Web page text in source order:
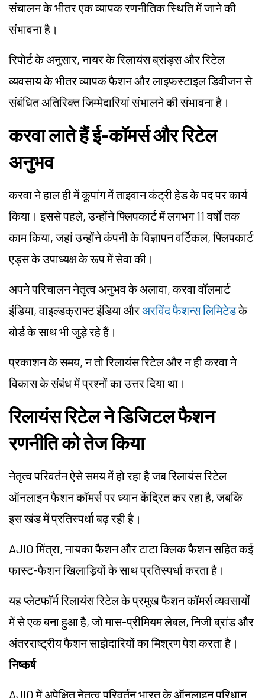
संचालन के भीतर एक व्यापक रणनीतिक स्थिति में जाने की
संभावना है।
रिपोर्ट के अनुसार, नायर के रिलायंस ब्रांड्स और रिटेल
व्यवसाय के भीतर व्यापक फैशन और लाइफस्टाइल डिवीजन से
संबंधित अतिरिक्त जिम्मेदारियां संभालने की संभावना है।
करवा लाते हैं ई-कॉमर्स और रिटेल
अनुभव
करवा ने हाल ही में कूपांग में ताइवान कंट्री हेड के पद पर कार्य
किया। इससे पहले, उन्होंने फ्लिपकार्ट में लगभग 11 वर्षों तक
काम किया, जहां उन्होंने कंपनी के विज्ञापन वर्टिकल, फ्लिपकार्ट
एड्स के उपाध्यक्ष के रूप में सेवा की।
अपने परिचालन नेतृत्व अनुभव के अलावा, करवा वॉलमार्ट
इंडिया, वाइल्डक्राफ्ट इंडिया औरअरविंद फैशन्स लिमिटेडके
बोर्ड के साथ भी जुड़े रहे हैं।
प्रकाशन के समय, न तो रिलायंस रिटेल और न ही करवा ने
विकास के संबंध में प्रश्नों का उत्तर दिया था।
रिलायंस रिटेल ने डिजिटल फैशन
रणनीति को तेज किया
नेतृत्व परिवर्तन ऐसे समय में हो रहा है जब रिलायंस रिटेल
ऑनलाइन फैशन कॉमर्स पर ध्यान केंद्रित कर रहा है, जबकि
इस खंड में प्रतिस्पर्धा बढ़ रही है।
AJIO मिंत्रा, नायका फैशन और टाटा क्लिक फैशन सहित कई
फास्ट-फैशन खिलाड़ियों के साथ प्रतिस्पर्धा करता है।
यह प्लेटफॉर्म रिलायंस रिटेल के प्रमुख फैशन कॉमर्स व्यवसायों
में से एक बना हुआ है, जो मास-प्रीमियम लेबल, निजी ब्रांड और
अंतरराष्ट्रीय फैशन साझेदारियों का मिश्रण पेश करता है।
निष्कर्ष
AJIO में अपेक्षित नेतृत्व परिवर्तन भारत के ऑनलाइन परिधान